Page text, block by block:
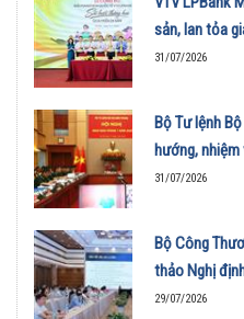
sản, lan tỏa
31/07/2026
Bộ Tư lệnh
hướng,
31/07/2026
Bộ Công
thảo Nghị
29/07/2026